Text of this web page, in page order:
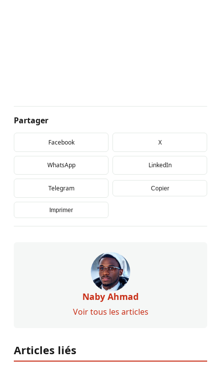
Partager
Facebook X
WhatsApp LinkedIn
Telegram Copier
Imprimer
Naby Ahmad
Voir tous les articles
Articles liés